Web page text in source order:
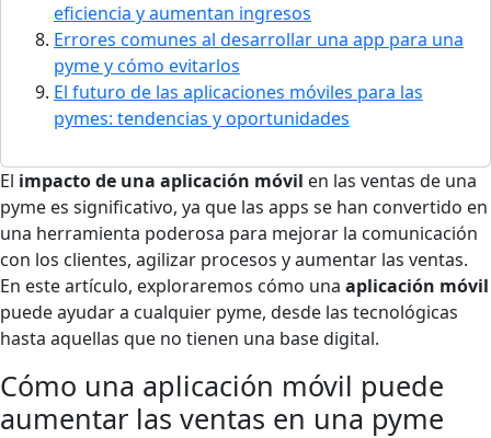
eficiencia y aumentan ingresos
Errores comunes al desarrollar una app para una
pyme y cómo evitarlos
El futuro de las aplicaciones móviles para las
pymes: tendencias y oportunidades
El impacto de una aplicación móvil en las ventas de una
pyme es significativo, ya que las apps se han convertido en
una herramienta poderosa para mejorar la comunicación
con los clientes, agilizar procesos y aumentar las ventas.
En este artículo, exploraremos cómo una aplicación móvil
puede ayudar a cualquier pyme, desde las tecnológicas
hasta aquellas que no tienen una base digital.
Cómo una aplicación móvil puede
aumentar las ventas en una pyme